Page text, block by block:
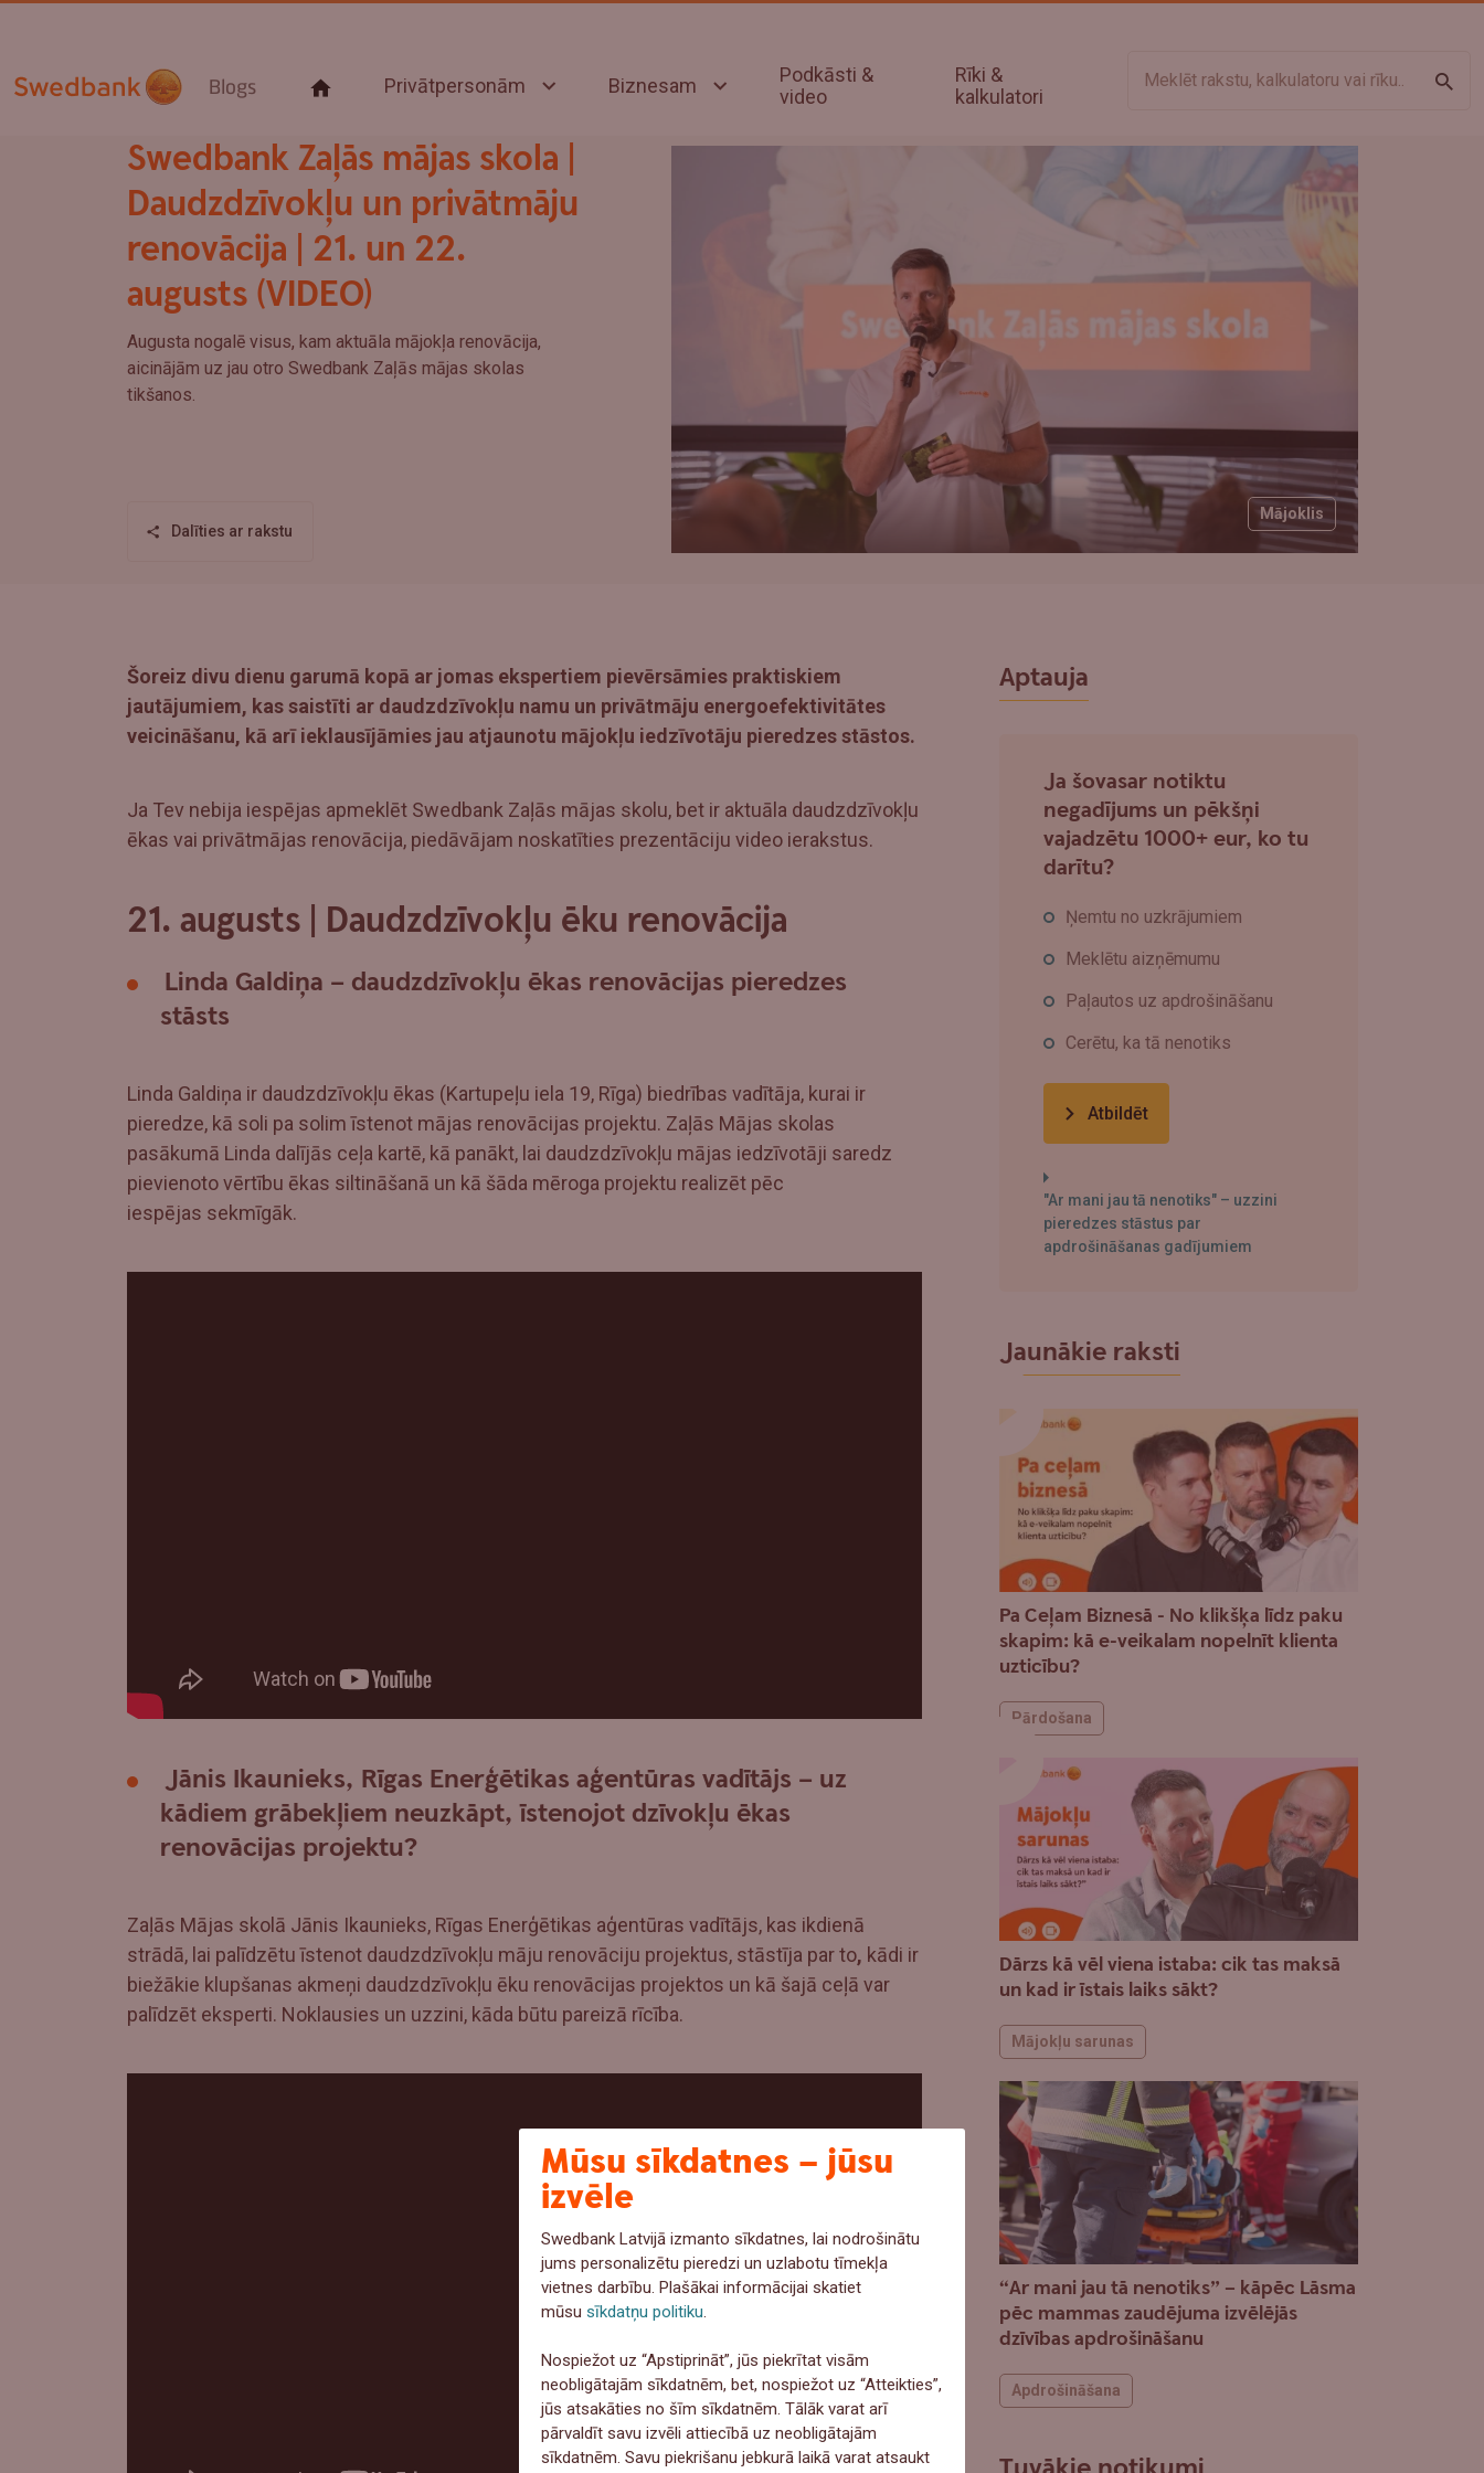
Blogs Privātpersonām Biznesam
Podkāsti &
video
Rīki &
kalkulatori
Mājoklis
Swedbank Zaļās mājas skola |
Daudzdzīvokļu un privātmāju
renovācija | 21. un 22.
augusts (VIDEO)
Augusta nogalē visus, kam aktuāla mājokļa renovācija,
aicinājām uz jau otro Swedbank Zaļās mājas skolas
tikšanos.
Dalīties ar rakstu
Šoreiz divu dienu garumā kopā ar jomas ekspertiem pievērsāmies praktiskiem
jautājumiem, kas saistīti ar daudzdzīvokļu namu un privātmāju energoefektivitātes
veicināšanu, kā arī ieklausījāmies jau atjaunotu mājokļu iedzīvotāju pieredzes stāstos.
Ja Tev nebija iespējas apmeklēt Swedbank Zaļās mājas skolu, bet ir aktuāla daudzdzīvokļu
ēkas vai privātmājas renovācija, piedāvājam noskatīties prezentāciju video ierakstus.
21. augusts | Daudzdzīvokļu ēku renovācija
Linda Galdiņa – daudzdzīvokļu ēkas renovācijas pieredzes
stāsts
Linda Galdiņa ir daudzdzīvokļu ēkas (Kartupeļu iela 19, Rīga) biedrības vadītāja, kurai ir
pieredze, kā soli pa solim īstenot mājas renovācijas projektu. Zaļās Mājas skolas
pasākumā Linda dalījās ceļa kartē, kā panākt, lai daudzdzīvokļu mājas iedzīvotāji saredz
pievienoto vērtību ēkas siltināšanā un kā šāda mēroga projektu realizēt pēc
iespējas sekmīgāk.
Jānis Ikaunieks, Rīgas Enerģētikas aģentūras vadītājs – uz
kādiem grābekļiem neuzkāpt, īstenojot dzīvokļu ēkas
renovācijas projektu?
Zaļās Mājas skolā Jānis Ikaunieks, Rīgas Enerģētikas aģentūras vadītājs, kas ikdienā
strādā, lai palīdzētu īstenot daudzdzīvokļu māju renovāciju projektus, stāstīja par to, kādi ir
biežākie klupšanas akmeņi daudzdzīvokļu ēku renovācijas projektos un kā šajā ceļā var
palīdzēt eksperti. Noklausies un uzzini, kāda būtu pareizā rīcība.
Aptauja
Ja šovasar notiktu
negadījums un pēkšņi
vajadzētu 1000+ eur, ko tu
darītu?
Ņemtu no uzkrājumiem
Meklētu aizņēmumu
Paļautos uz apdrošināšanu
Cerētu, ka tā nenotiks
Atbildēt
"Ar mani jau tā nenotiks" – uzzini
pieredzes stāstus par
apdrošināšanas gadījumiem
Jaunākie raksti
Pa Ceļam Biznesā - No klikšķa līdz paku
skapim: kā e-veikalam nopelnīt klienta
uzticību?
Pārdošana
Dārzs kā vēl viena istaba: cik tas maksā
un kad ir īstais laiks sākt?
Mājokļu sarunas
“Ar mani jau tā nenotiks” – kāpēc Lāsma
pēc mammas zaudējuma izvēlējās
dzīvības apdrošināšanu
Apdrošināšana
Mūsu sīkdatnes – jūsu
izvēle
Swedbank Latvijā izmanto sīkdatnes, lai nodrošinātu
jums personalizētu pieredzi un uzlabotu tīmekļa
vietnes darbību. Plašākai informācijai skatiet
mūsusīkdatņu politiku.
Nospiežot uz “Apstiprināt”, jūs piekrītat visām
neobligātajām sīkdatnēm, bet, nospiežot uz “Atteikties”,
jūs atsakāties no šīm sīkdatnēm. Tālāk varat arī
pārvaldīt savu izvēli attiecībā uz neobligātajām
sīkdatnēm. Savu piekrišanu jebkurā laikā varat atsaukt